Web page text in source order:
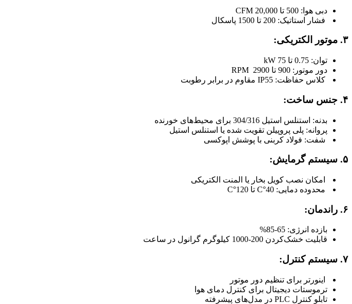
دبی هوا: 500 تا 20,000 CFM
فشار استاتیک: 200 تا 1500 پاسکال
۳. موتور الکتریکی:
توان: 0.75 تا 75 kW
دور موتور: 900 تا 2900 RPM
کلاس حفاظت: IP55 مقاوم در برابر رطوبت
۴. جنس ساخت:
بدنه: استنلس استیل 304/316 برای محیط‌های خورنده
پروانه: پلی پروپیلن تقویت شده یا استنلس استیل
شفت: فولاد کربنی با پوشش اپوکسی
۵. سیستم گرمایش:
امکان نصب کویل بخار یا المنت الکتریکی
محدوده دمایی: 40°C تا 120°C
۶. راندمان:
بازده انرژی: 65-85%
قابلیت خشک‌کردن 200-1000 کیلوگرم گرانول در ساعت
۷. سیستم کنترل:
اینورتر برای تنظیم دور موتور
ترموستات دیجیتال برای کنترل دمای هوا
تابلو کنترل PLC در مدل‌های پیشرفته